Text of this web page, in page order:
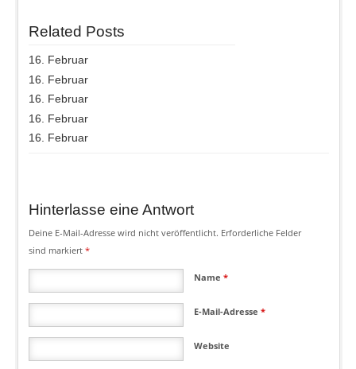
Related Posts
16. Februar
16. Februar
16. Februar
16. Februar
16. Februar
Hinterlasse eine Antwort
Deine E-Mail-Adresse wird nicht veröffentlicht. Erforderliche Felder
sind markiert *
Name*
E-Mail-Adresse*
Website